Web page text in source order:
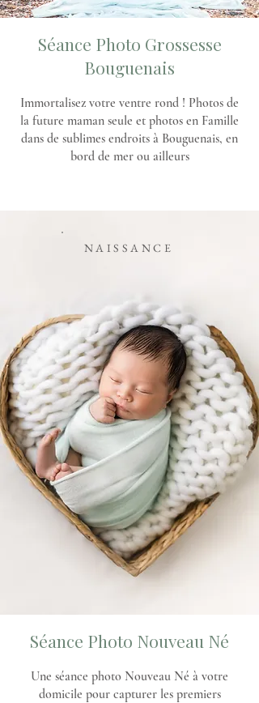
Séance Photo Grossesse
Bouguenais
Immortalisez votre ventre rond ! Photos de
la future maman seule et photos en Famille
dans de sublimes endroits à Bouguenais, en
bord de mer ou ailleurs
NAISSANCE
Séance Photo Nouveau Né
Une séance photo Nouveau Né à votre
domicile pour capturer les premiers